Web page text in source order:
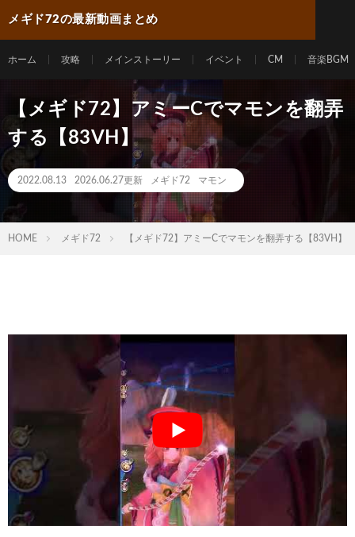
メギド72の最新動画まとめ
ホーム 攻略 メインストーリー イベント CM 音楽BGM
【メギド72】アミーCでマモンを翻弄
する【83VH】
2022.08.13 2026.06.27更新 メギド72 マモン
HOME メギド72 【メギド72】アミーCでマモンを翻弄する【83VH】